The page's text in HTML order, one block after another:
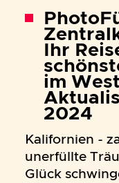
Ihr
im
2024
Kalifornien -
unerfüllte
Glück